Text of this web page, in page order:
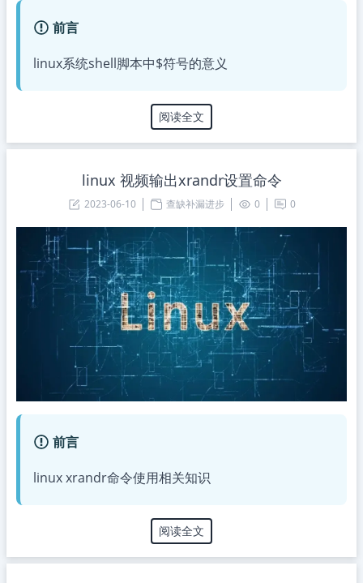
前言
linux系统shell脚本中$符号的意义
阅读全文
linux 视频输出xrandr设置命令
2023-06-10 查缺补漏进步 0 0
前言
linux xrandr命令使用相关知识
阅读全文